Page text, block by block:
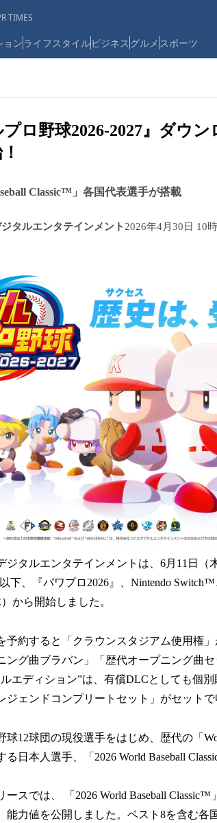
TIMES
ョンライフスタイルビジネス グルメ スポーツ
プロ野球2026-2027』ダウ
Classic™」各国代表選手が搭載
タルエンタテインメント 2026年4月30日 10
ジタルエンタテインメントは、6月11日（
下、『パワプロ2026』、Nintendo
から開始しました。
予約すると「クラウンスタジアム使用権
ング曲ブラバン」「歴代オープニング曲
ルエディション”は、有償DLCとしても個
ジェンドコンプリートセット」がセット
球12球団の現役選手をはじめ、歴代の「
る日本人選手、「2026 World Baseball
ースでは、 「2026 World Baseball
能力値を公開しました。ベスト8を含む各